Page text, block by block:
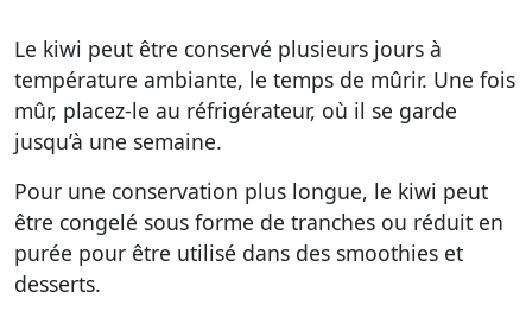
Le kiwi peut être conservé plusieurs jours à
température ambiante, le temps de mûrir. Une fois
mûr, placez-le au réfrigérateur, où il se garde
jusqu’à une semaine.
Pour une conservation plus longue, le kiwi peut
être congelé sous forme de tranches ou réduit en
purée pour être utilisé dans des smoothies et
desserts.